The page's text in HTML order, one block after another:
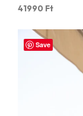
41990 Ft
Save